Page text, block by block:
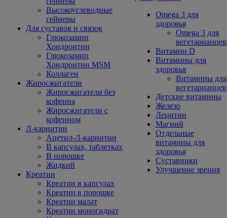
Высокоуглеводные
гейнеры
Для суставов и связок
Глюкозамин
Хондроитин
Глюкозамин
Хондроитин MSM
Коллаген
Жиросжигатели
Жиросжигатели без
кофеина
Жиросжигатели с
кофеином
Л-карнитин
Ацетил-Л-карнитин
В капсулах, таблетках
В порошке
Жидкий
Креатин
Креатин в капсулах
Креатин в порошке
Креатин малат
Креатин моногидрат
Omega 3 для
здоровья
Omega 3 для
вегетарианцев
Витамин D
Витамины для
здоровья
Витамины для
вегетарианцев
Детские витамины
Железо
Лецитин
Магний
Отдельные
витамины для
здоровья
Суставники
Улучшение зрения